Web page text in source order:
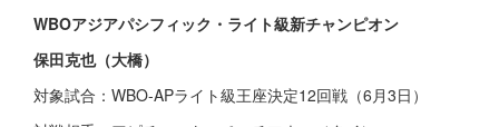
WBOアジアパシフィック・ライト級新チャンピオン
保田克也（大橋）
対象試合：WBO-APライト級王座決定12回戦（6月3日）